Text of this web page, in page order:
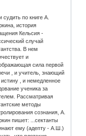
судить по книге А.
история
Кельсия -
случай
В нем
и
сила первой
, и учитель, знающий
, и немедленное
ученика за
Рассматривая
методы
сознания, А.
пишет: ...сектанты
ему (адепту - А.Ш.)